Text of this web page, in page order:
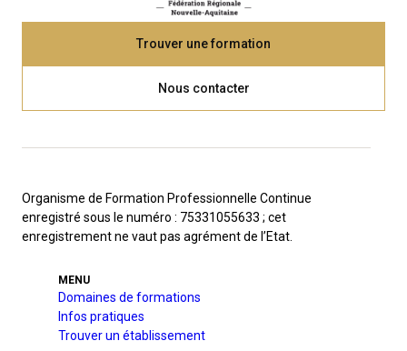
Trouver une formation
Nous contacter
Organisme de Formation Professionnelle Continue
enregistré sous le numéro : 75331055633 ; cet
enregistrement ne vaut pas agrément de l’Etat.
MENU
Domaines de formations
Infos pratiques
Trouver un établissement